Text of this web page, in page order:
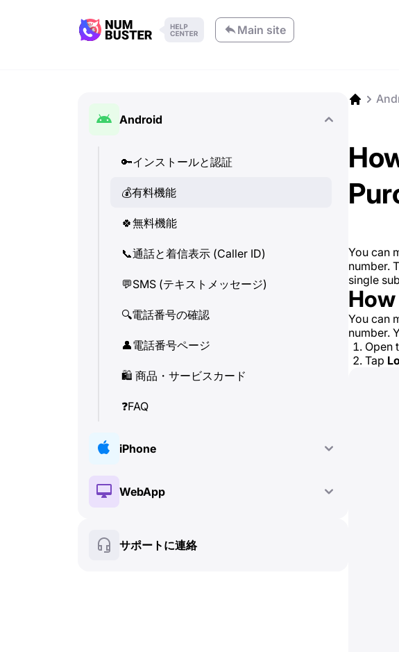
Main site
Android
🔑インストールと認証
💰有料機能
🍀無料機能
📞通話と着信表示 (Caller ID)
💬SMS (テキストメッセージ)
🔍電話番号の確認
👤電話番号ページ
🛍 ️ 商品・サービスカード
❓FAQ
iPhone
🔑 インストールと認証
🍀無料機能
WebApp
サポートに連絡
You can
number.
single
You can
number.
Open
Tap